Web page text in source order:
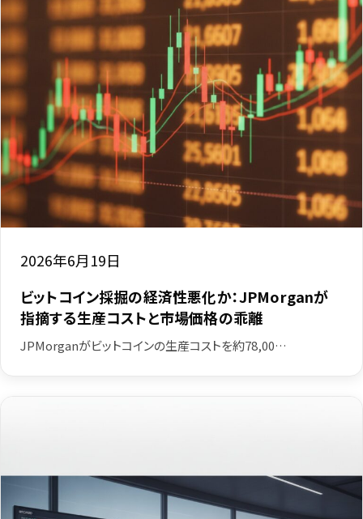
2026年6月19日
ビットコイン採掘の経済性悪化か：JPMorganが
指摘する生産コストと市場価格の乖離
JPMorganがビットコインの生産コストを約78,00…